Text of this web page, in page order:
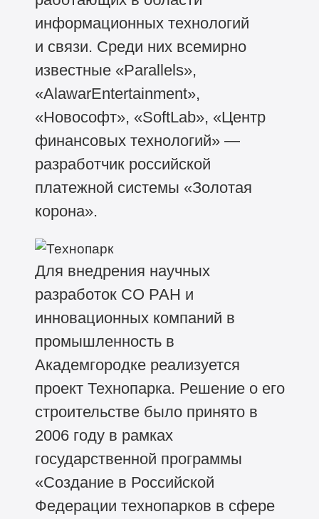
информационных технологий
и связи. Среди них всемирно
известные «Parallels»,
«AlawarEntertainment»,
«Новософт», «SoftLab», «Центр
финансовых технологий» —
разработчик российской
платежной системы «Золотая
корона».
Для внедрения научных
разработок СО РАН и
инновационных компаний в
промышленность в
Академгородке реализуется
проект Технопарка. Решение о его
строительстве было принято в
2006 году в рамках
государственной программы
«Создание в Российской
Федерации технопарков в сфере